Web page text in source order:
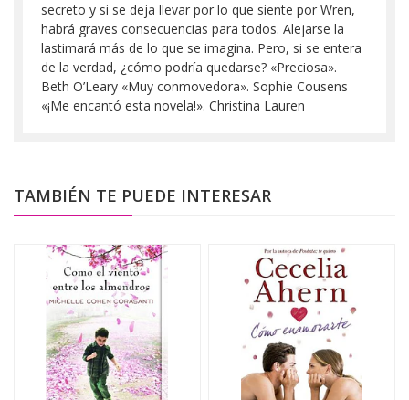
secreto y si se deja llevar por lo que siente por Wren,
habrá graves consecuencias para todos. Alejarse la
lastimará más de lo que se imagina. Pero, si se entera
de la verdad, ¿cómo podría quedarse? «Preciosa».
Beth O’Leary «Muy conmovedora». Sophie Cousens
«¡Me encantó esta novela!». Christina Lauren
TAMBIÉN TE PUEDE INTERESAR